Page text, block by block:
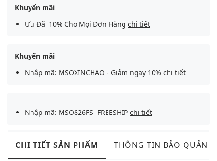
Khuyến mãi
Ưu Đãi 10% Cho Mọi Đơn Hàng chi tiết
Khuyến mãi
Nhập mã: MSOXINCHAO - Giảm ngay 10% chi tiết
Nhập mã: MSO826FS- FREESHIP chi tiết
CHI TIẾT SẢN PHẨM THÔNG TIN BẢO QUẢN